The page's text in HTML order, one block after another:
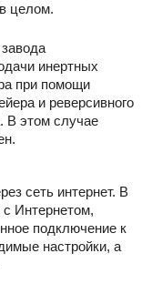
целом.
инертных
при помощи
и реверсивного
В этом случае
сеть интернет. В
Интернетом,
подключение к
настройки, а